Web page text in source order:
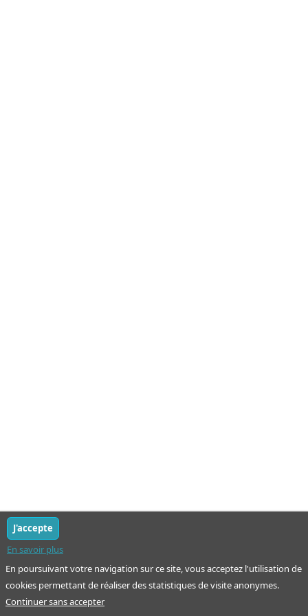
En poursuivant votre navigation sur ce site, vous acceptez l'utilisation de
cookies permettant de réaliser des statistiques de visite anonymes.
En savoir plus
J'accepte
Continuer sans accepter